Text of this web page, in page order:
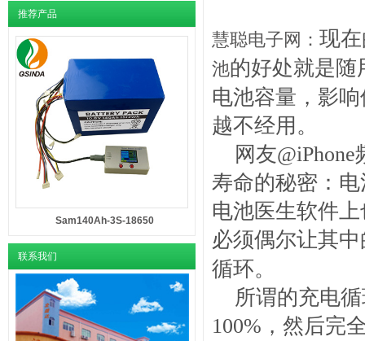
推荐产品
Sam140Ah-3S-18650
联系我们
慧聪电子网： 现
池的好处就是随
电池容量，影
越不经用。
网友@iPhone
寿命的秘密：
电池医生软件
必须偶尔让其中
循环。
所谓的充电循
100%，然后完